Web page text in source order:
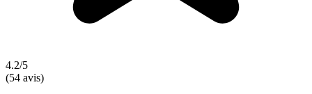
4.2/5
(54 avis)